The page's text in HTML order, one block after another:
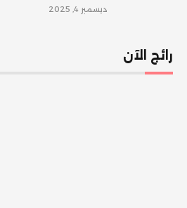
ديسمبر 4, 2025
رائج الآن